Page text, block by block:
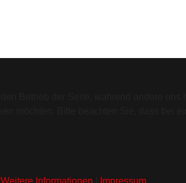
Weitere Informationen Impressum